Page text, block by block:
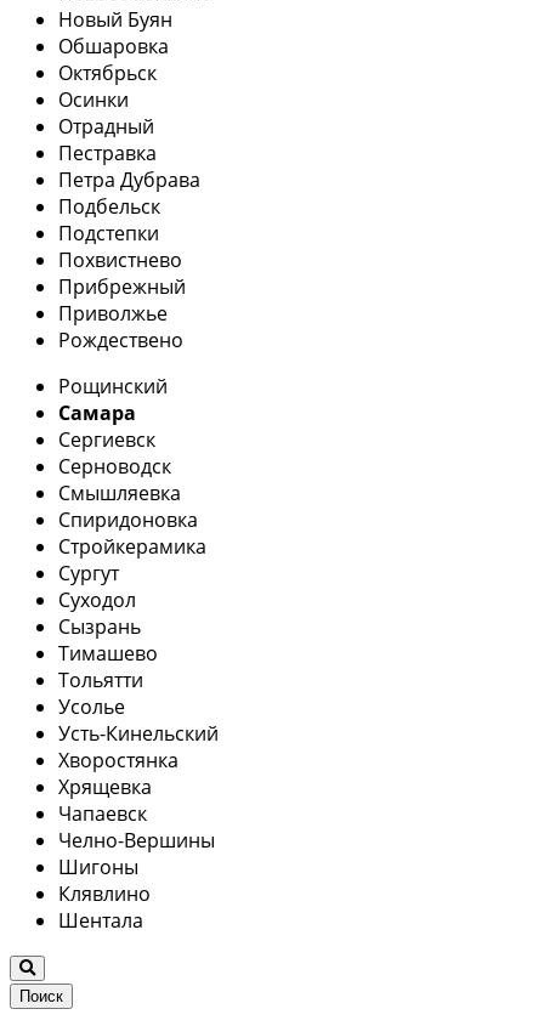
Новый Буян
Обшаровка
Октябрьск
Осинки
Отрадный
Пестравка
Петра Дубрава
Подбельск
Подстепки
Похвистнево
Прибрежный
Приволжье
Рождествено
Рощинский
Самара
Сергиевск
Серноводск
Смышляевка
Спиридоновка
Стройкерамика
Сургут
Суходол
Сызрань
Тимашево
Тольятти
Усолье
Усть-Кинельский
Хворостянка
Хрящевка
Чапаевск
Челно-Вершины
Шигоны
Клявлино
Шентала
Поиск